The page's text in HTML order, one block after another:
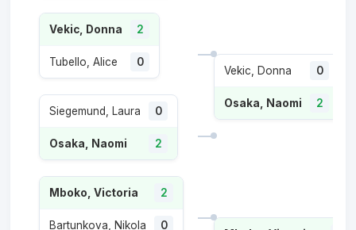
Vekic, Donna 2
Tubello, Alice 0
Siegemund, Laura 0
Osaka, Naomi 2
Mboko, Victoria 2
Bartunkova, Nikola 0
Vekic, Donna 0
Osaka, Naomi 2